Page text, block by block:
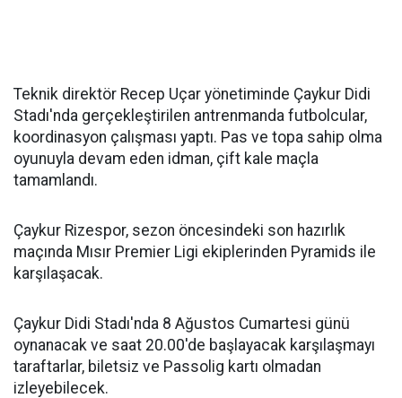
Teknik direktör Recep Uçar yönetiminde Çaykur Didi
Stadı'nda gerçekleştirilen antrenmanda futbolcular,
koordinasyon çalışması yaptı. Pas ve topa sahip olma
oyunuyla devam eden idman, çift kale maçla
tamamlandı.
Çaykur Rizespor, sezon öncesindeki son hazırlık
maçında Mısır Premier Ligi ekiplerinden Pyramids ile
karşılaşacak.
Çaykur Didi Stadı'nda 8 Ağustos Cumartesi günü
oynanacak ve saat 20.00'de başlayacak karşılaşmayı
taraftarlar, biletsiz ve Passolig kartı olmadan
izleyebilecek.